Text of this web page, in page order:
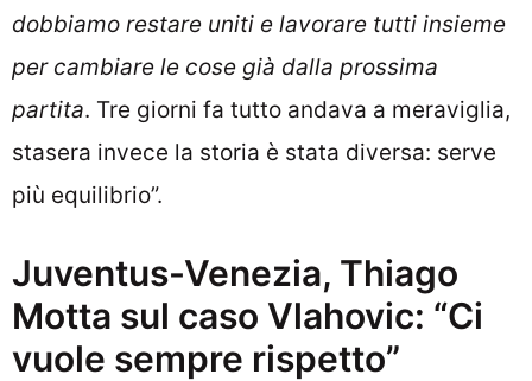
dobbiamo restare uniti e lavorare tutti insieme
per cambiare le cose già dalla prossima
partita. Tre giorni fa tutto andava a meraviglia,
stasera invece la storia è stata diversa: serve
più equilibrio”.
Juventus-Venezia, Thiago
Motta sul caso Vlahovic: “Ci
vuole sempre rispetto”